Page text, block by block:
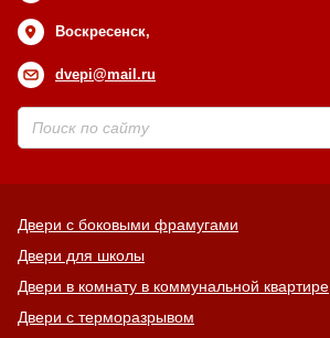
Воскресенск,
dvepi@mail.ru
Двери с боковыми фрамугами
Двери для школы
Двери в комнату в коммунальной квартире
Двери с терморазрывом